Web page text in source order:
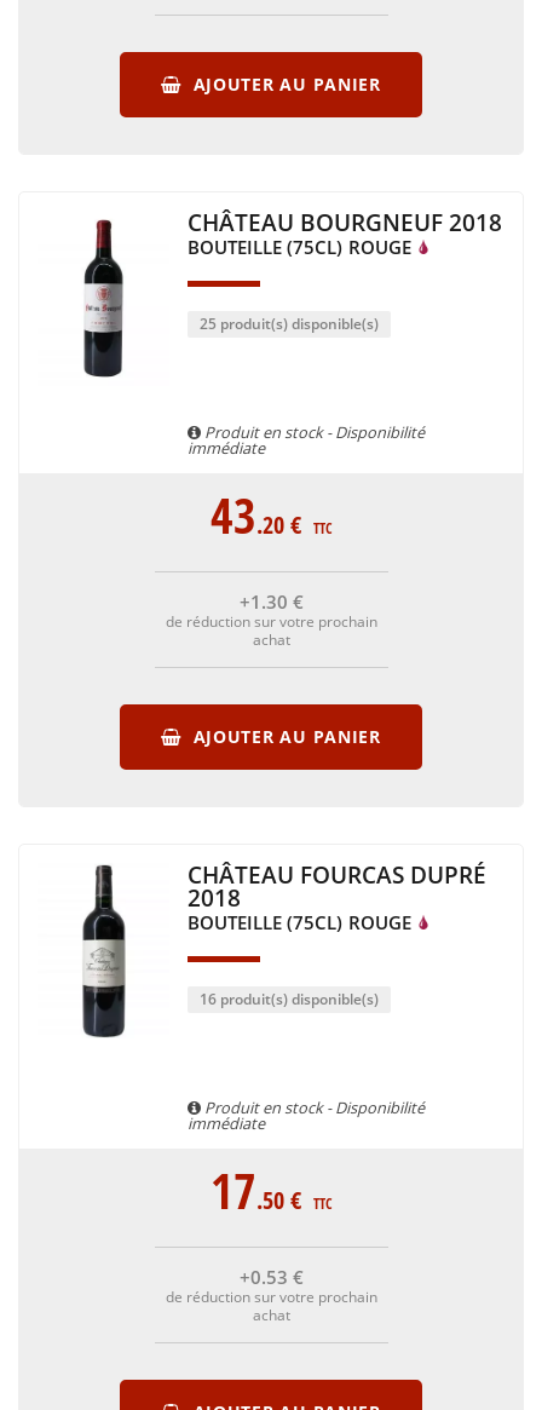
AJOUTER AU PANIER
CHÂTEAU BOURGNEUF 2018
BOUTEILLE (75CL) ROUGE
25 produit(s) disponible(s)
Produit en stock - Disponibilité
immédiate
43.20€ TTC
+1 .30 €
de réduction sur votre prochain
achat
AJOUTER AU PANIER
CHÂTEAU FOURCAS DUPRÉ
2018
BOUTEILLE (75CL) ROUGE
16 produit(s) disponible(s)
Produit en stock - Disponibilité
immédiate
17.50€ TTC
+0.53 €
de réduction sur votre prochain
achat